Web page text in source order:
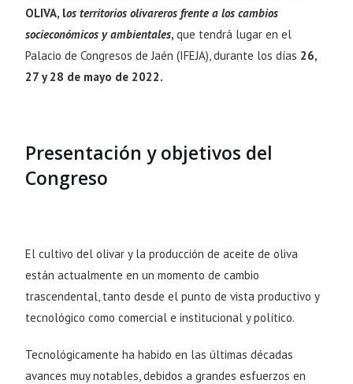
OLIVA, los territorios olivareros frente a los cambios
socieconómicos y ambientales,que tendrá lugar en el
Palacio de Congresos de Jaén (IFEJA), durante los días 26,
27 y 28 de mayo de 2022.
Presentación y objetivos del
Congreso
El cultivo del olivar y la producción de aceite de oliva
están actualmente en un momento de cambio
trascendental, tanto desde el punto de vista productivo y
tecnológico como comercial e institucional y político.
Tecnológicamente ha habido en las últimas décadas
avances muy notables, debidos a grandes esfuerzos en